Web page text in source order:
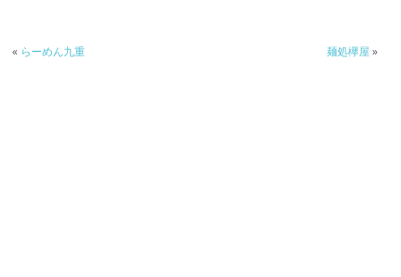
« らーめん九重 麺処欅屋 »